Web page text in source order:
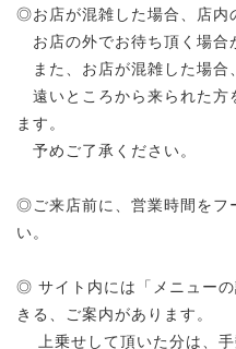
◎お店が混雑した場合、店内
お店の外でお待ち頂く場合
また、お店が混雑した場合、
遠いところから来られた方
ます。
予めご了承ください。
◎ご来店前に、営業時間をフ
い。
◎ サイト内には「メニュー
きる、ご案内があります。
上乗せして頂いた分は、手